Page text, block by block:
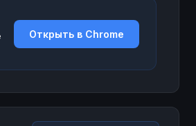
Открыть в Chrome